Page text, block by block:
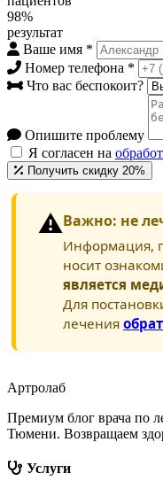
98%
результат
Ваше имя *
Номер телефона *
Что вас беспокоит?
Опишите проблему
Я согласен на
Получить скидку 20%
⚠️Важно: не
Информация,
носит
является
Для
лечения
Артролаб
Премиум блог врача по
Тюмени. Возвращаем
Услуги